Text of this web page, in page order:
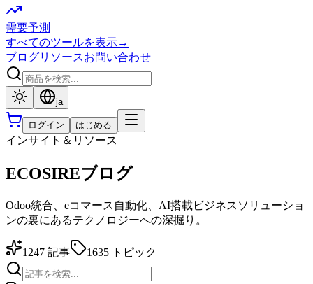
需要予測
すべてのツールを表示→
ブログリソースお問い合わせ
ja
ログイン はじめる
インサイト＆リソース
ECOSIREブログ
Odoo統合、eコマース自動化、AI搭載ビジネスソリューショ
ンの裏にあるテクノロジーへの深掘り。
1247 記事 1635 トピック